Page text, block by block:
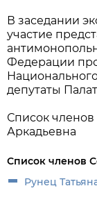
В заседании
участие
Федерации
депутаты
Список членов
Аркадьевна
Список членов
Рунец